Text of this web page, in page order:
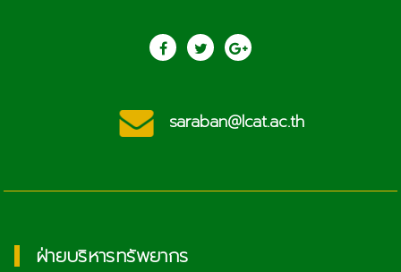
saraban@lcat.ac.th
ฝ่ายบริหารทรัพยากร